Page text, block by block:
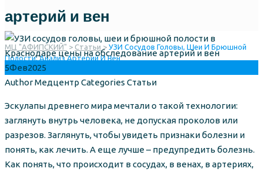
артерий и вен
МЦ "АФИПСКИЙ" > Статьи > УЗИ Сосудов Головы, Шеи И Брюшной
Полости: Анализ Артерий И Вен
5Фев2025
AuthorМедцентр Categories Статьи
Эскулапы древнего мира мечтали о такой технологии:
заглянуть внутрь человека, не допуская проколов или
разрезов. Заглянуть, чтобы увидеть признаки болезни и
понять, как лечить. А еще лучше – предупредить болезнь.
Как понять, что происходит в сосудах, в венах, в артериях,